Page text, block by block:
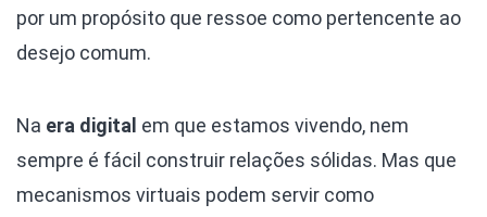
por um propósito que ressoe como pertencente ao
desejo comum.
Na era digital em que estamos vivendo, nem
sempre é fácil construir relações sólidas. Mas que
mecanismos virtuais podem servir como